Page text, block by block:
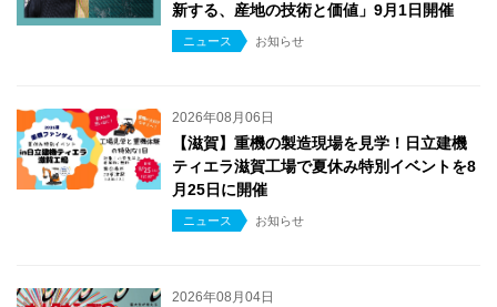
新する、産地の技術と価値」9月1日開催
ニュース お知らせ
2026年08月06日
【滋賀】重機の製造現場を見学！日立建機
ティエラ滋賀工場で夏休み特別イベントを8
月25日に開催
ニュース お知らせ
2026年08月04日